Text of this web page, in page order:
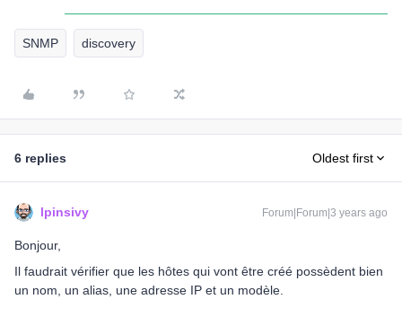
SNMP discovery
6 replies Oldest first
lpinsivy Forum|Forum|3 years ago
Bonjour,
Il faudrait vérifier que les hôtes qui vont être créé possèdent bien
un nom, un alias, une adresse IP et un modèle.